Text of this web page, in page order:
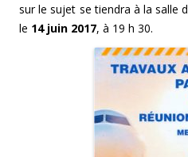
sur le sujet se tiendra à la salle
le 14 juin 2017, à 19 h 30.